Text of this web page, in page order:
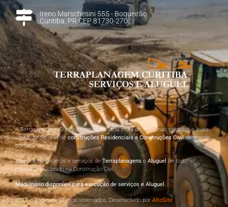
Ireno Marschesini 555 - Boqueirão
Curitiba, PR CEP 81730-270
A Terraplanagem Curitiba conta com uma frota de maquinas pesadas e leves,
atendendo desde deconstruções Residenciais a Construções Civilde grande
porte.
Executando projetos e serviços deTerraplanagens e Aluguel de todo
maquinário utilizado na Construção Civil.
Maquinário disponível para execução de serviços e Aluguel.
2021 – Todos os direitos reservados. Desenvolvido por AltoSite